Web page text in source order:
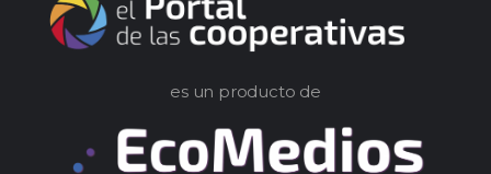
es un producto de